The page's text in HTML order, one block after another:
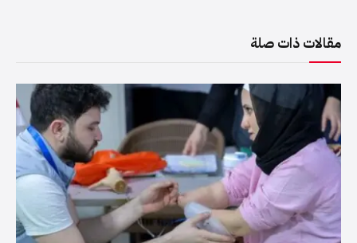
مقالات ذات صلة